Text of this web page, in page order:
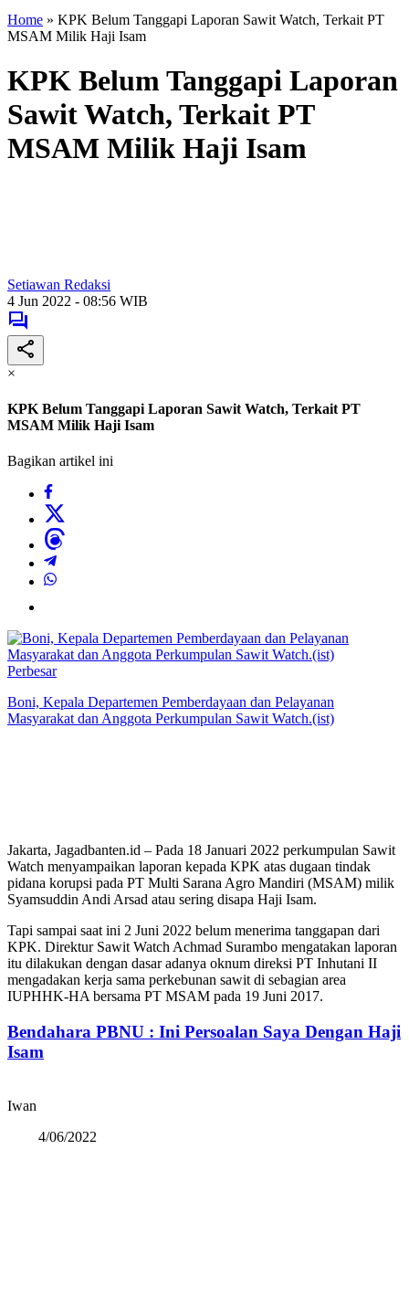
Home » KPK Belum Tanggapi Laporan Sawit Watch, Terkait PT
MSAM Milik Haji Isam
KPK Belum Tanggapi Laporan
Sawit Watch, Terkait PT
MSAM Milik Haji Isam
Setiawan Redaksi
4 Jun 2022 - 08:56 WIB
×
KPK Belum Tanggapi Laporan Sawit Watch, Terkait PT
MSAM Milik Haji Isam
Bagikan artikel ini
Perbesar
Boni, Kepala Departemen Pemberdayaan dan Pelayanan
Masyarakat dan Anggota Perkumpulan Sawit Watch.(ist)
Jakarta, Jagadbanten.id – Pada 18 Januari 2022 perkumpulan Sawit
Watch menyampaikan laporan kepada KPK atas dugaan tindak
pidana korupsi pada PT Multi Sarana Agro Mandiri (MSAM) milik
Syamsuddin Andi Arsad atau sering disapa Haji Isam.
Tapi sampai saat ini 2 Juni 2022 belum menerima tanggapan dari
KPK. Direktur Sawit Watch Achmad Surambo mengatakan laporan
itu dilakukan dengan dasar adanya oknum direksi PT Inhutani II
mengadakan kerja sama perkebunan sawit di sebagian area
IUPHHK-HA bersama PT MSAM pada 19 Juni 2017.
Bendahara PBNU : Ini Persoalan Saya Dengan Haji
Isam
Iwan
4/06/2022